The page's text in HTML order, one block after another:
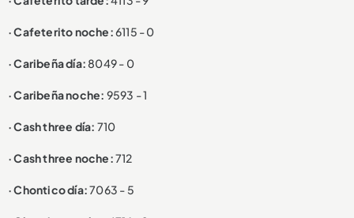
· Cafeterito noche:6115 - 0
· Caribeña día: 8049 - 0
· Caribeña noche: 9593 - 1
· Cash three día: 710
· Cash three noche:712
· Chontico día:7063 - 5